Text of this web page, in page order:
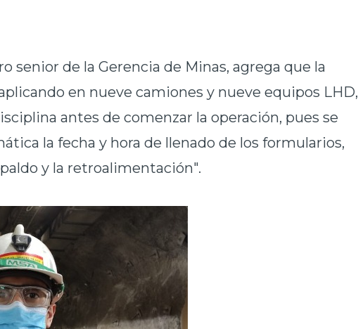
senior de la Gerencia de Minas, agrega que la
en nueve camiones y nueve equipos LHD,
antes de comenzar la operación, pues se
la fecha y hora de llenado de los formularios,
y la retroalimentación".